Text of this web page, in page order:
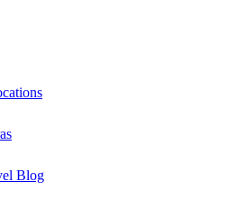
Blog